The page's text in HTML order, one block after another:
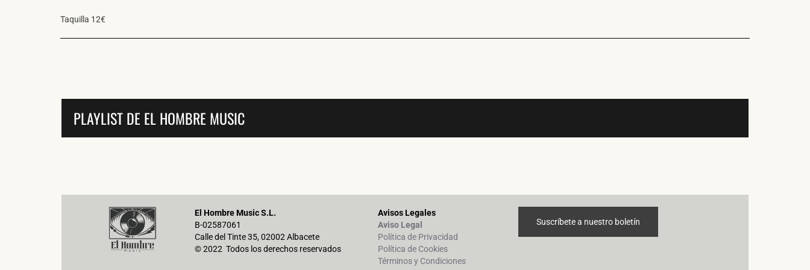
Taquilla 12€
PLAYLIST DE EL HOMBRE MUSIC
El Hombre Music S.L.
B-02587061
Calle del Tinte 35, 02002 Albacete
© 2022 Todos los derechos reservados
Avisos Legales
Aviso Legal
Política de Privacidad
Política de Cookies
Términos y Condiciones
Suscríbete a nuestro boletín